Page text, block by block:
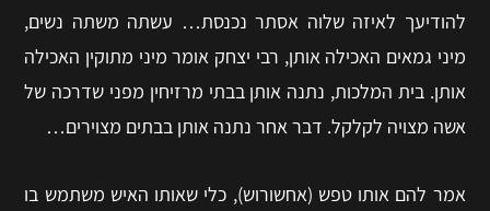
להודיעך לאיזה שלוה אסתר נכנסת… עשתה משתה נשים,
מיני גמאים האכילה אותן, רבי יצחק אומר מיני מתוקין האכילה
אותן. בית המלכות, נתנה אותן בבתי מרזיחין מפני שדרכה של
אשה מצויה לקלקל. דבר אחר נתנה אותן בבתים מצוירים…
אמר להם אותו טפש (אחשורוש), כלי שאותו האיש משתמש בו